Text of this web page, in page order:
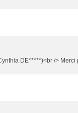
DE*****)<br /> Merci